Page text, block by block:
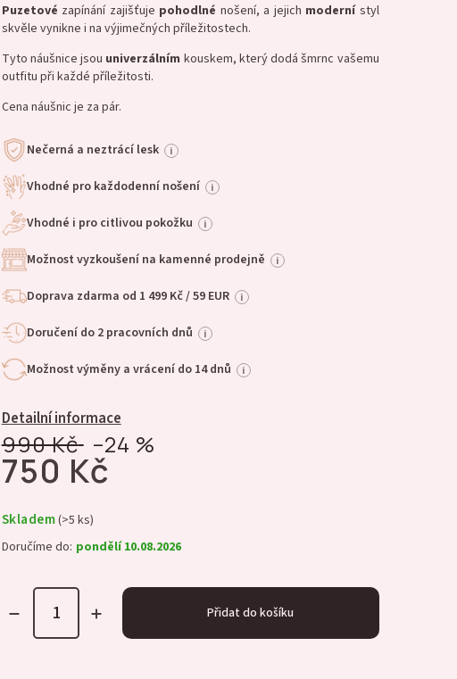
990 Kč –24 %
750 Kč
Puzetové zapínání zajišťuje pohodlné nošení, a jejich modernístyl
skvěle vynikne i na výjimečných příležitostech.
Tyto náušnice jsou univerzálním kouskem, který dodá šmrnc vašemu
outfitu při každé příležitosti.
Cena náušnic je za pár.
Nečerná a neztrácí lesk i
Vhodné pro každodenní nošení i
Vhodné i pro citlivou pokožku i
Možnost vyzkoušení na kamenné prodejně i
Doprava zdarma od 1 499 Kč / 59 EUR i
Doručení do 2 pracovních dnů i
Možnost výměny a vrácení do 14 dnů i
Detailní informace
Skladem(>5 ks)
Doručíme do: pondělí 10.08.2026
Přidat do košíku